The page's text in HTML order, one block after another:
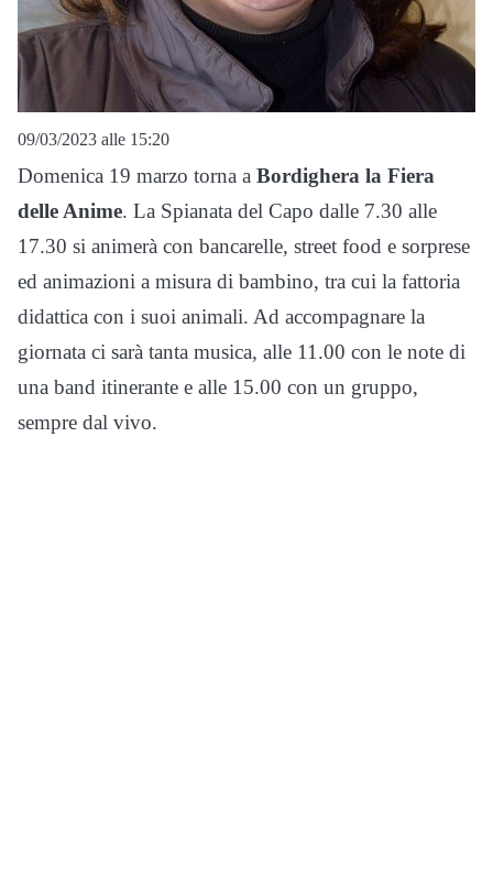
09/03/2023 alle 15:20
Domenica 19 marzo torna a Bordighera la Fiera
delle Anime. La Spianata del Capo dalle 7.30 alle
17.30 si animerà con bancarelle, street food e sorprese
ed animazioni a misura di bambino, tra cui la fattoria
didattica con i suoi animali. Ad accompagnare la
giornata ci sarà tanta musica, alle 11.00 con le note di
una band itinerante e alle 15.00 con un gruppo,
sempre dal vivo.